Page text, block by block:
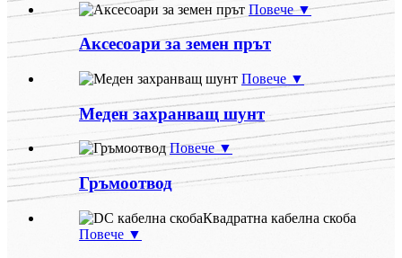
Повече ▼
Аксесоари за земен прът
Повече ▼
Меден захранващ шунт
Повече ▼
Гръмоотвод
Повече ▼